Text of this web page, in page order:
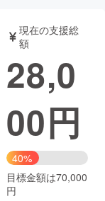
音楽
ゲーム・
書籍・雑誌
チャレンジ
現在の支援総
額
28,0
00円
40%
目標金額は70,000
円